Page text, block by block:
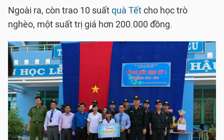
Ngoài ra, còn trao 10 suấtquà Tếtcho học trò
nghèo, một suất trị giá hơn 200.000 đồng.